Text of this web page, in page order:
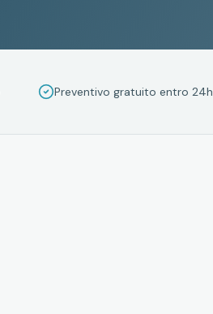
Preventivo gratuito entro 24h